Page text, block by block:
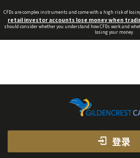
CFDs are complex instruments and come with a high risk of
retail investor accounts lose money when
should consider whether you understand how CFDs work and
losing your money.
登录